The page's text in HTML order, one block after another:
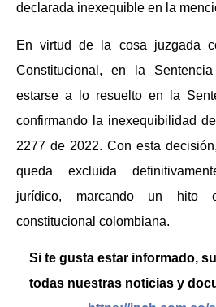
declarada inexequible en la
En virtud de la cosa juzgada
Constitucional, en la
estarse a lo resuelto en la
confirmando la inexequibilidad
2277 de 2022. Con esta
queda excluida
jurídico, marcando un hito
constitucional colombiana.
Si te gusta estar informado,
todas nuestras noticias y